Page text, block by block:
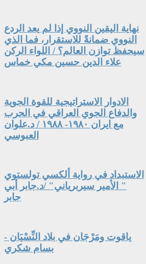
نهاية اليقين النووي إذا لم يعد الردع
النووي ضمانةً للاستقرار، فما الذي
سيحفظ توازن العالم؟ / اللواء الركن
علاء الدين حسين مكي خماس
الادوار الاستراتيجية للقوة الجوية
والدفاع الجوي العراقي في الحرب
مع ايران ١٩٨٠- ١٩٨٨ / د.علوان
العبوسي
الاستبداد في رواية ألكسي تولستوي
" الأمير سيربرياني" /د.جابر أبي
جابر
ياقوت ومَرْجَان في بلاد النِّسْيَان -
بسام شكري